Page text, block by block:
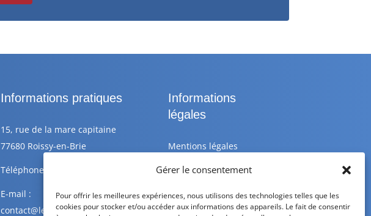
Gérer le consentement
Pour offrir les meilleures expériences, nous utilisons des technologies telles que les
cookies pour stocker et/ou accéder aux informations des appareils. Le fait de consentir
Informations pratiques
15, rue de la mare capitaine
77680 Roissy-en-Brie
Téléphone : +33 6 88 77 25 10
E-mail :
contact@lescolleursdeplastik.fr
Informations
légales
Mentions légales
Politique de
Politique de cookies